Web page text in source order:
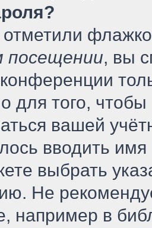
посещении, вы
для того, чтобы
вашей
вводить
выбрать
Не
например в